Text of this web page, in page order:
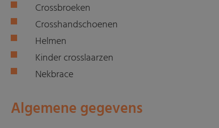
Crossbroeken
Crosshandschoenen
Helmen
Kinder crosslaarzen
Nekbrace
Algemene gegevens